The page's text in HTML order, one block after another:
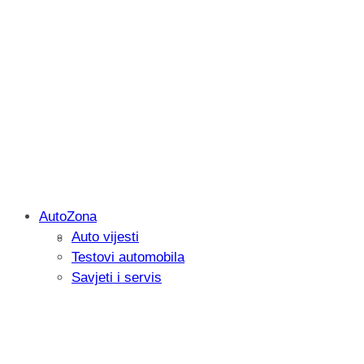
Savjetujemo: Što učiniti kada vaš
AutoZona
Auto vijesti
Testovi automobila
Savjeti i servis